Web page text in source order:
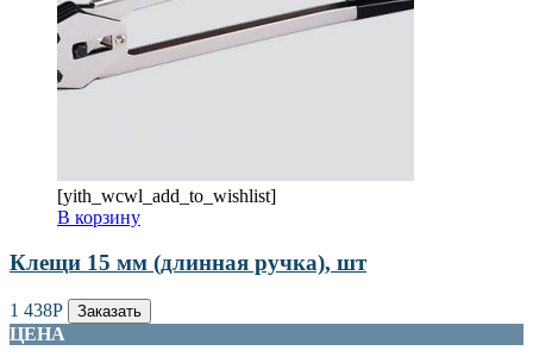
[yith_wcwl_add_to_wishlist]
В корзину
Клещи 15 мм (длинная ручка), шт
1 438Р Заказать
ЦЕНА